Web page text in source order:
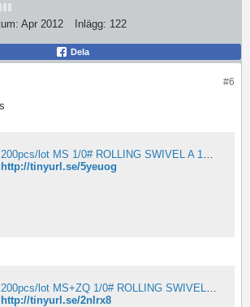
Apr 2012 Inlägg: 122
Dela
#6
200pcs/lot MS 1/0# ROLLING SWIVEL A 102 1/0-in Other Sports & Entertainment Products from Sports & Entertainment on Aliexpress.com
http://tinyurl.se/5yeuog
200pcs/lot MS+ZQ 1/0# ROLLING SWIVEL WITH NICE SNAP B 104 1/0-in Other Sports & Entertainment Products from Sports & Entertainment on Aliexpress.com
http://tinyurl.se/2nlrx8